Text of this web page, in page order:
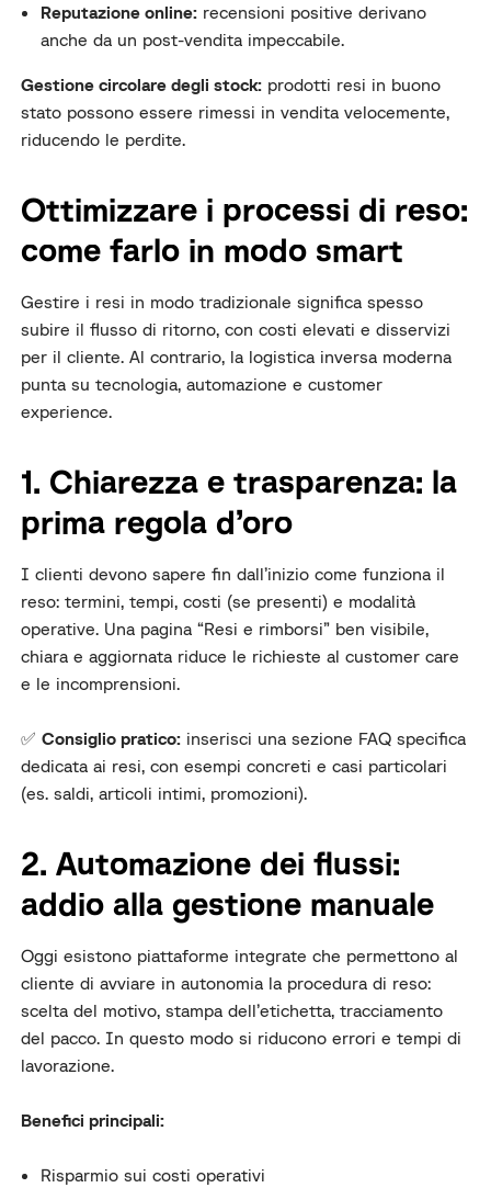
Reputazione online: recensioni positive derivano
anche da un post-vendita impeccabile.
Gestione circolare degli stock: prodotti resi in buono
stato possono essere rimessi in vendita velocemente,
riducendo le perdite.
Ottimizzare i processi di reso:
come farlo in modo smart
Gestire i resi in modo tradizionale significa spesso
subire il flusso di ritorno, con costi elevati e disservizi
per il cliente. Al contrario, la logistica inversa moderna
punta su tecnologia, automazione e customer
experience.
1. Chiarezza e trasparenza: la
prima regola d’oro
I clienti devono sapere fin dall’inizio come funziona il
reso: termini, tempi, costi (se presenti) e modalità
operative. Una pagina “Resi e rimborsi” ben visibile,
chiara e aggiornata riduce le richieste al customer care
e le incomprensioni.
✅Consiglio pratico: inserisci una sezione FAQ specifica
dedicata ai resi, con esempi concreti e casi particolari
(es. saldi, articoli intimi, promozioni).
2. Automazione dei flussi:
addio alla gestione manuale
Oggi esistono piattaforme integrate che permettono al
cliente di avviare in autonomia la procedura di reso:
scelta del motivo, stampa dell’etichetta, tracciamento
del pacco. In questo modo si riducono errori e tempi di
lavorazione.
Benefici principali:
Risparmio sui costi operativi